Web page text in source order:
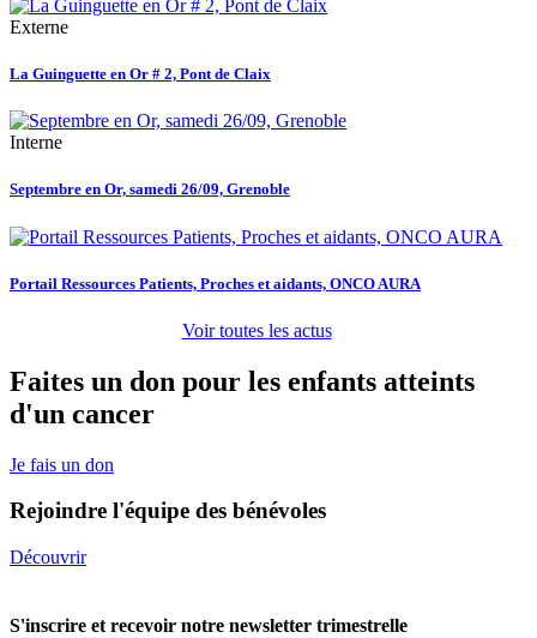
Externe
La Guinguette en Or # 2, Pont de Claix
Interne
Septembre en Or, samedi 26/09, Grenoble
Portail Ressources Patients, Proches et aidants, ONCO AURA
Voir toutes les actus
Faites un don pour les enfants atteints
d'un cancer
Je fais un don
Rejoindre l'équipe des bénévoles
Découvrir
S'inscrire et recevoir notre newsletter trimestrelle